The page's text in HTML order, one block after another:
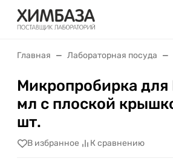
Главная Лабораторная посуда
Микропробирка
мл с плоской
шт.
В избранное К сравнению